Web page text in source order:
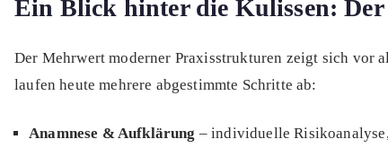
Ein Blick hinter die Kulissen:
Der Mehrwert moderner Praxisstrukturen zeigt sich vor
laufen heute mehrere abgestimmte Schritte ab:
Anamnese & Aufklärung – individuelle